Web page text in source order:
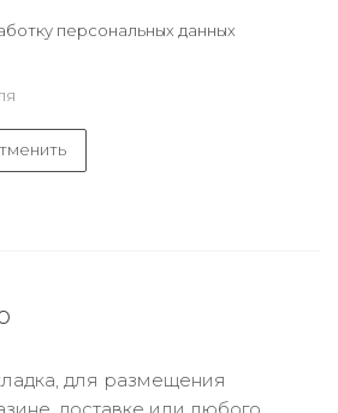
персональных данных
для размещения